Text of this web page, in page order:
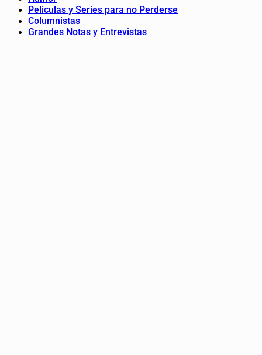
Peliculas y Series para no Perderse
Columnistas
Grandes Notas y Entrevistas